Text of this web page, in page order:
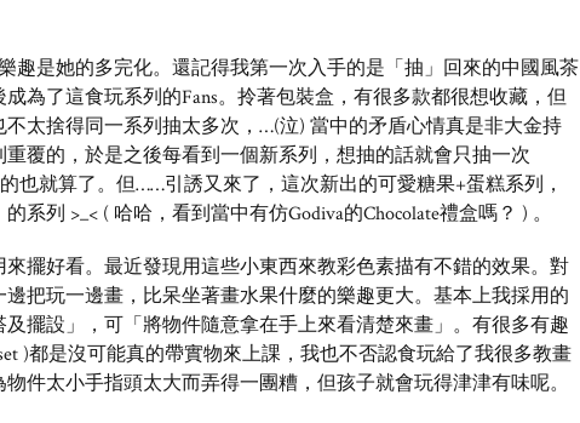
趣是她的多完化。還記得我第一次入手的是「抽」回來的中國風茶
為了這食玩系列的Fans。拎著包裝盒，有很多款都很想收藏，但
太捨得同一系列抽太多次，…(泣) 當中的矛盾心情真是非大金持
覆的，於是之後每看到一個新系列，想抽的話就會只抽一次
也就算了。但……引誘又來了，這次新出的可愛糖果+蛋糕系列，
系列 >_< ( 哈哈，看到當中有仿Godiva的Chocolate禮盒嗎？ ) 。
擺好看。最近發現用這些小東西來教彩色素描有不錯的效果。對
把玩一邊畫，比呆坐著畫水果什麼的樂趣更大。基本上我採用的
擺設」，可「將物件隨意拿在手上來看清楚來畫」。有很多有趣
)都是沒可能真的帶實物來上課，我也不否認食玩給了我很多教畫
件太小手指頭太大而弄得一團糟，但孩子就會玩得津津有味呢。